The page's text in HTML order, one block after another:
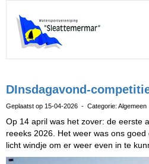
DInsdagavond-
Geplaatst op 15-04-2026 - Categorie:
Op 14 april was het zover: de eerste
reeeks 2026. Het weer was ons
licht windje om er weer even in te